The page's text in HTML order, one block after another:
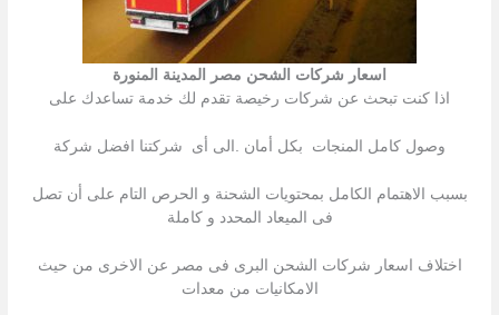
اسعار شركات الشحن مصر المدينة المنورة
اذا كنت تبحث عن شركات رخیصة تقدم لك خدمة تساعدك على
وصول كامل المنجات بكل أمان .الى أى شركتنا افضل شركة
بسبب الاھتمام الكامل بمحتویات الشحنة و الحرص التام على أن تصل
فى المیعاد المحدد و كاملة
اختلاف اسعار شركات الشحن البرى فى مصر عن الاخرى من حیث
الامكانیات من معدات